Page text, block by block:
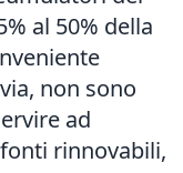
al 50% della
non sono
ad
rinnovabili,